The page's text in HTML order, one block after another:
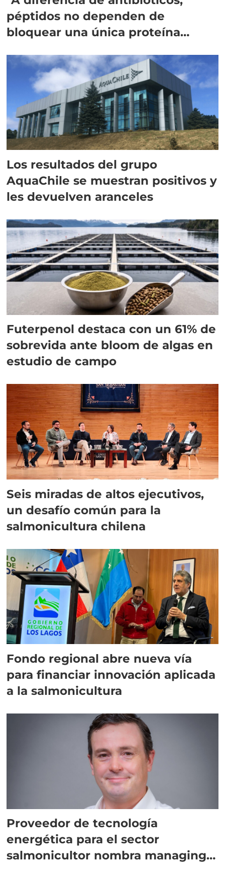
péptidos no dependen de
bloquear una única proteína
Los resultados del grupo
AquaChile se muestran positivos y
les devuelven aranceles
Futerpenol destaca con un 61% de
sobrevida ante bloom de algas en
estudio de campo
Seis miradas de altos ejecutivos,
un desafío común para la
salmonicultura chilena
Fondo regional abre nueva vía
para financiar innovación aplicada
a la salmonicultura
Proveedor de tecnología
energética para el sector
salmonicultor nombra managing